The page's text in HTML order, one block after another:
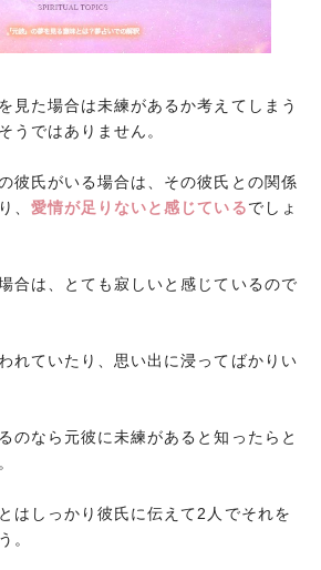
見た場合は未練があるか考えてしまう
うではありません。
彼氏がいる場合は、その彼氏との関係
、 愛情が足りないと感じているでしょ
合は、とても寂しいと感じているので
れていたり、思い出に浸ってばかりい
のなら元彼に未練があると知ったらと
はしっかり彼氏に伝えて2人でそれを
。